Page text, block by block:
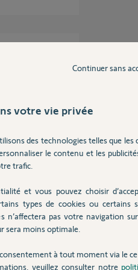
votre vie privée
des technologies telles que les
le contenu et les
trafic.
et vous pouvez choisir
types de cookies ou certains
n’affectera pas votre navigation
sera moins optimale.
à tout moment via le
veuillez consulter notre
Continuer sans